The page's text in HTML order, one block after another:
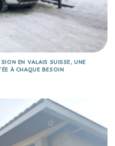
EN VALAIS SUISSE, UNE
À CHAQUE BESOIN